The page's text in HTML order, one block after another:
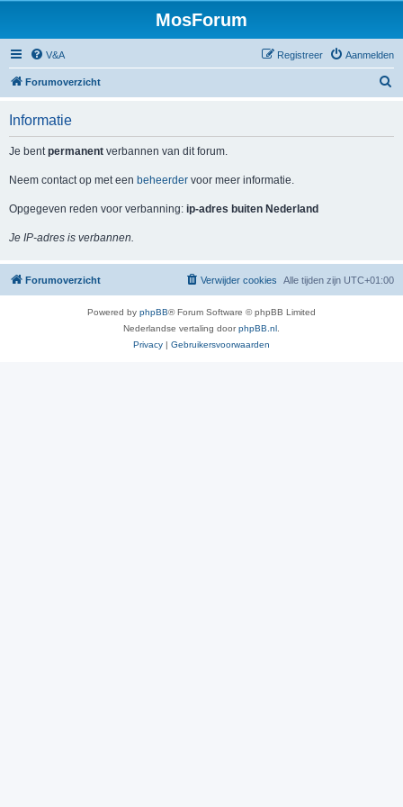
MosForum
V&A Aanmelden
Registreer
Forumoverzicht
Informatie
Je bentpermanent verbannen van dit forum.
Neem contact op met een beheerder voor meer informatie.
Opgegeven reden voor verbanning: ip-adres buiten Nederland
Je IP-adres is verbannen.
Forumoverzicht Alle tijden zijn UTC+01:00
Verwijder cookies
Powered by phpBB® Forum Software © phpBB Limited
Nederlandse vertaling doorphpBB.nl
Privacy | Gebruikersvoorwaarden